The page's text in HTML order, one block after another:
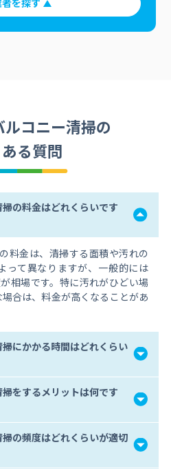
を探す
コニー清掃の
る質問
の料金はどれくらいです
料金は、清掃する面積や汚れの
って異なりますが、一般的には
相場です。特に汚れがひどい場
合は、料金が高くなることがあ
にかかる時間はどれくらい
をするメリットは何です
の頻度はどれくらいが適切